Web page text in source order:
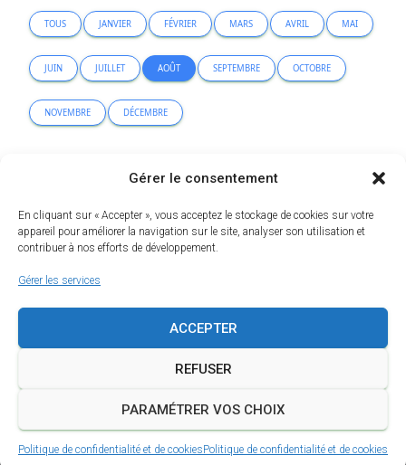
Gérer le consentement
En cliquant sur « Accepter », vous acceptez le stockage de cookies sur votre
appareil pour améliorer la navigation sur le site, analyser son utilisation et
contribuer à nos efforts de développement.
Gérer les services
ACCEPTER
REFUSER
PARAMÉTRER VOS CHOIX
Politique de confidentialité et de cookiesPolitique de confidentialité et de cookies
TOUS JANVIER FÉVRIER MARS AVRIL MAI
JUIN JUILLET AOÛT SEPTEMBRE OCTOBRE
NOVEMBRE DÉCEMBRE
Erreur d'analyse de ce plan :
String(...).replaceAll is not a function